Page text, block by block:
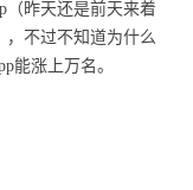
（昨天还是前天来着
，不过不知道为什么
能涨上万名。